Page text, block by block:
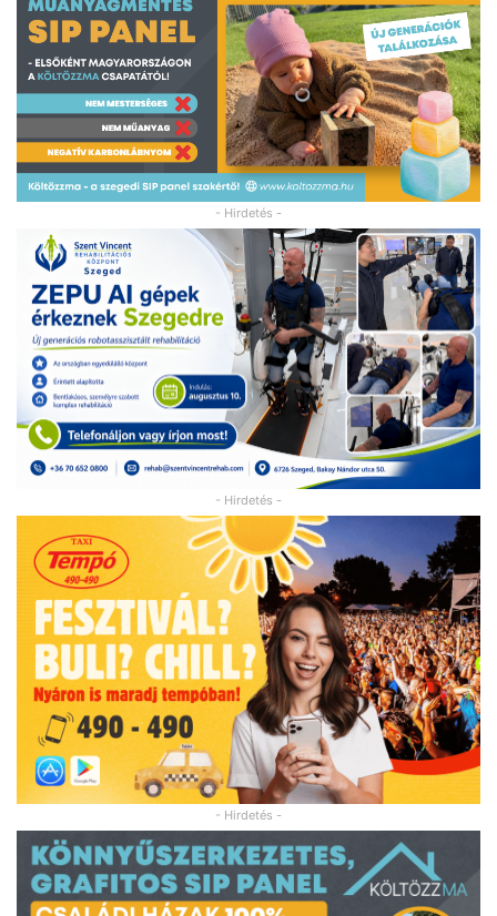
- Hirdetés -
- Hirdetés -
- Hirdetés -